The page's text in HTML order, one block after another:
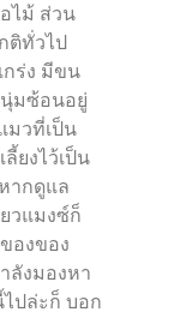
ไม้ ส่วน
ติทั่วไป
ร่ง มีขน
มซ้อนอยู่
มวที่เป็น
ยงไว้เป็น
ากดูแล
วแมงซ์ก็
องของ
ลังมองหา
ปล่ะก็ บอก